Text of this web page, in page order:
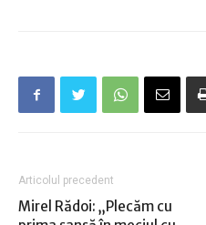
Articolul precedent
Mirel Rădoi: „Plecăm cu